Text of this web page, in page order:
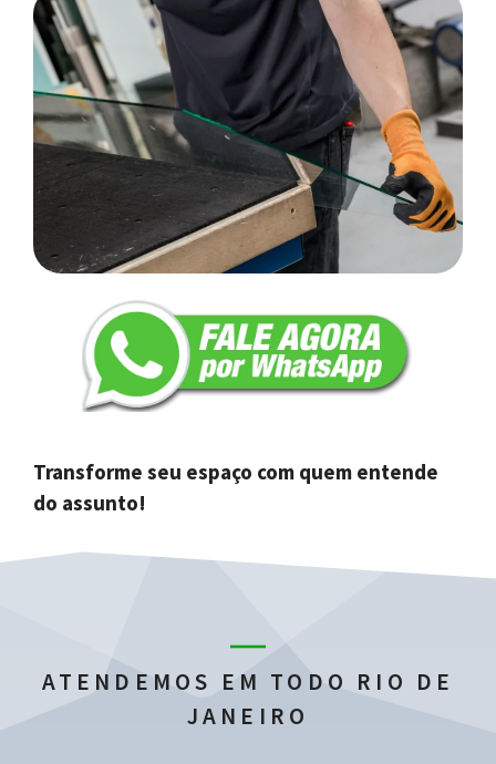
Transforme seu espaço com quem entende
do assunto!
ATENDEMOS EM TODO RIO DE
JANEIRO